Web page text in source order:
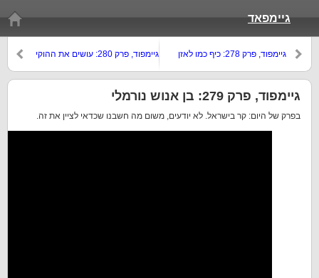
גיימפאד
גיימפוד, פרק 280: עושים את ההוקי
גיימפוד, פרק 278: כיף כמו לאזן
גיימפוד, פרק 279: בן אנוש נורמלי
בפרק של היום: קר בישראל. לא יודעים, משום מה חשבנו שכדאי לציין את זה.